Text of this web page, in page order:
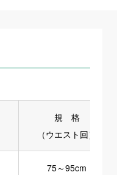
規 格
（ウエスト回）
75～95cm